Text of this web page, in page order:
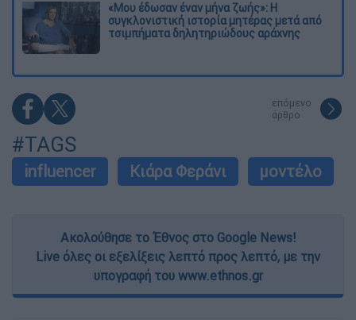
«Μου έδωσαν έναν μήνα ζωής»: Η
συγκλονιστική ιστορία μητέρας μετά από
τσιμπήματα δηλητηριώδους αράχνης
επόμενο
άρθρο
#TAGS
influencer Κιάρα Φεράνι μοντέλο
Ακολούθησε το Έθνος στο Google News!
Live όλες οι εξελίξεις λεπτό προς λεπτό, με την
υπογραφή του www.ethnos.gr